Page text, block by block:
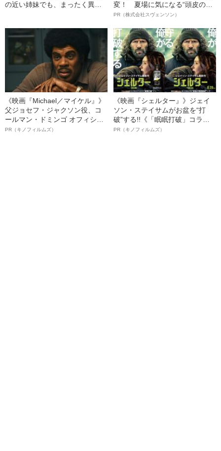
の近い姉妹でも、まったく異な
得たことで変わっていくから
——」『センチメンタル・バリ
ュー』インタビュー
変！ 夏場に気になる“頭皮のニ
オイ”や“ベタつき”を解消す
ト”が生み出した徹底ケアとは
PR（株式会社スヴェンソン）
《映画『Michael／マイケル』》
父ジョセフ・ジャクソン役、コ
ールマン・ドミンゴ オフィシャ
ルインタビュー“観客を魅了した
PR（キノフィルムズ）
《映画『シェルター』》ジェイ
ソン・ステイサムがお盆を“打
破”する!!《「眠眠打破」コラ
ボ》
PR（キノフィルムズ）